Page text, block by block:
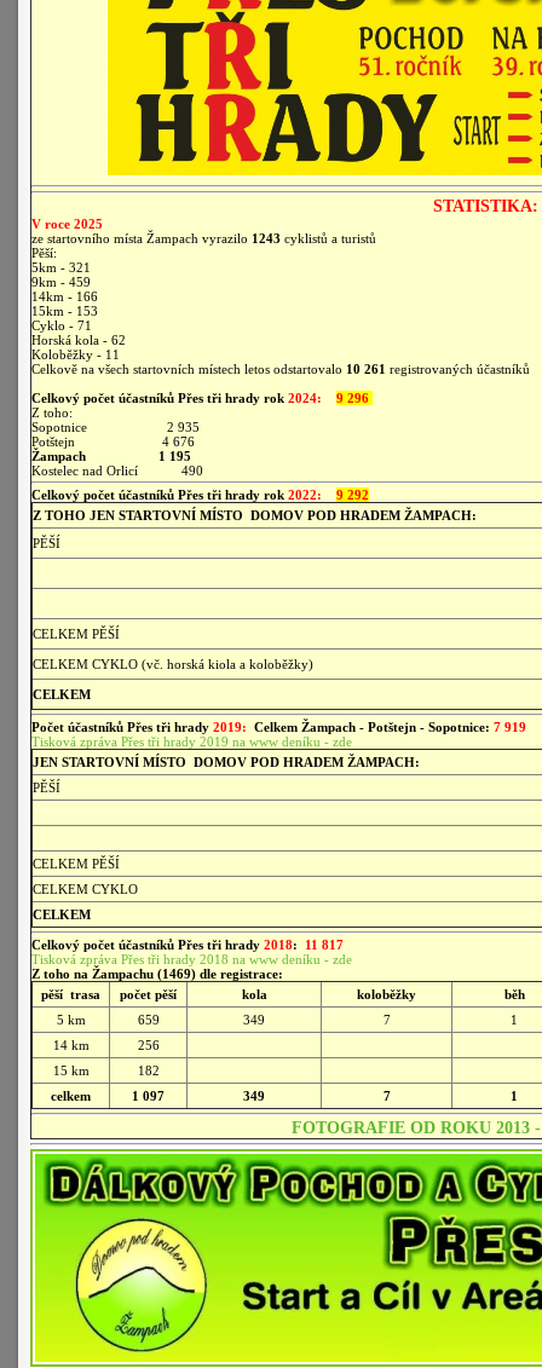
STATISTIKA:
V roce 2025
ze startovního místa Žampach vyrazilo 1243 cyklistů a turistů
Pěší:
5km - 321
9km - 459
14km - 166
15km - 153
Cyklo - 71
Horská kola - 62
Koloběžky - 11
Celkově na všech startovních místech letos odstartovalo 10 261 registrovaných účastníků
Celkový počet účastníků Přes tři hrady rok 2024:
9 296
Z toho:
Sopotnice 2 935
Potštejn 4 676
Žampach
1 195
Kostelec nad Orlicí 490
Celkový počet účastníků Přes tři hrady rok 2022:
9 292
Z TOHO JEN STARTOVNÍ MÍSTO DOMOV POD HRADEM ŽAMPACH:
PĚŠÍ
CELKEM PĚŠÍ
CELKEM CYKLO (vč. horská kiola a koloběžky)
CELKEM
Počet účastníků Přes tři hrady 2019: Celkem Žampach - Potštejn - Sopotnice: 7 919
Tisková zpráva Přes tři hrady 2019 na www deníku - zde
JEN STARTOVNÍ MÍSTO DOMOV POD HRADEM ŽAMPACH:
PĚŠÍ
CELKEM PĚŠÍ
CELKEM CYKLO
CELKEM
Celkový počet účastníků Přes tři hrady 2018: 11 817
Tisková zpráva Přes tři hrady 2018 na www deníku - zde
Z toho na Žampachu (1469) dle registrace:
pěší trasa
počet pěší kola koloběžky
běh
5 km
659 349 7
1
14 km
256
15 km
182
celkem
1 097 349 7 1
FOTOGRAFIE OD ROKU 2013